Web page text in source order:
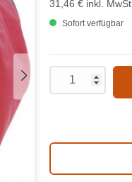
31,46 € inkl. MwSt.
Sofort verfügbar